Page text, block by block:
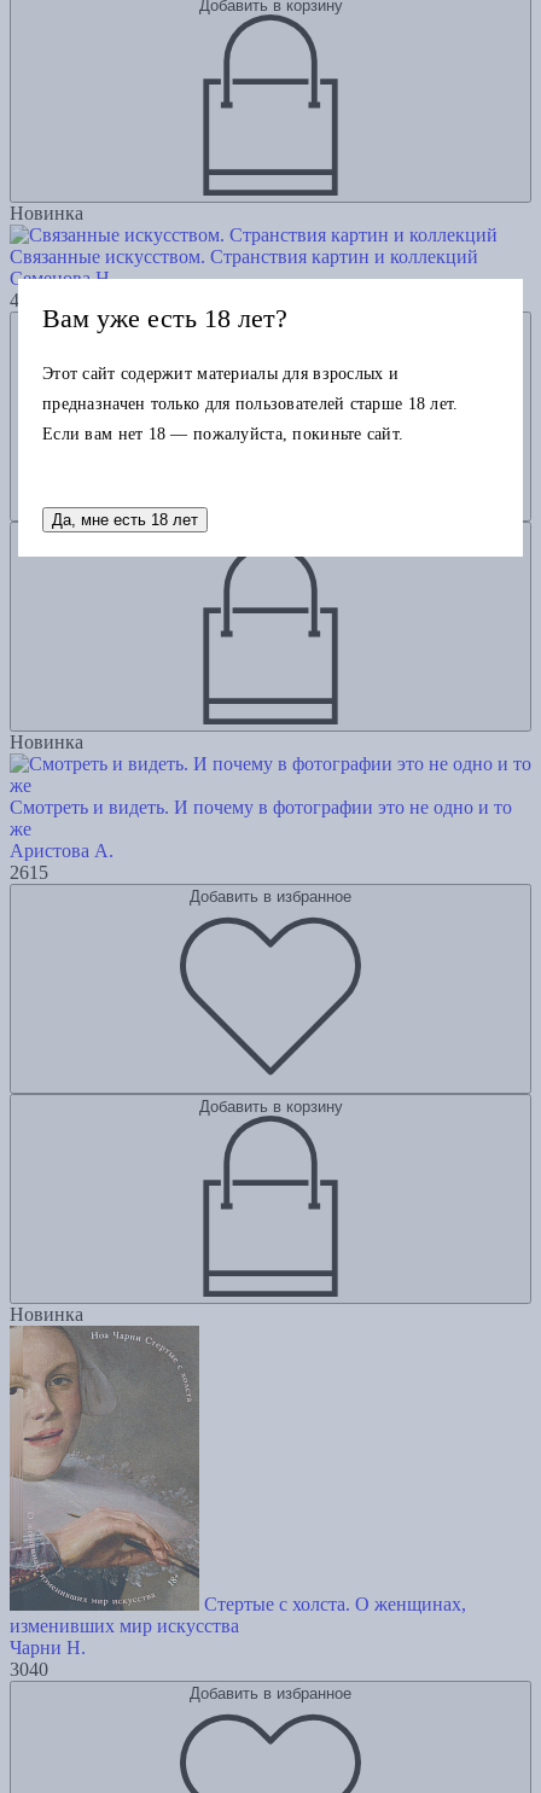
Добавить в корзину
Новинка
Связанные искусством. Странствия картин и коллекций
Семенова Н.
4645
Добавить в избранное
Добавить в корзину
Новинка
Смотреть и видеть. И почему в фотографии это не одно и то
же
Аристова А.
2615
Добавить в избранное
Добавить в корзину
Новинка
Стертые с холста. О женщинах,
изменивших мир искусства
Чарни Н.
3040
Добавить в избранное
Вам уже есть 18 лет?
Этот сайт содержит материалы для взрослых и
предназначен только для пользователей старше 18 лет.
Если вам нет 18 — пожалуйста, покиньте сайт.
Да, мне есть 18 лет